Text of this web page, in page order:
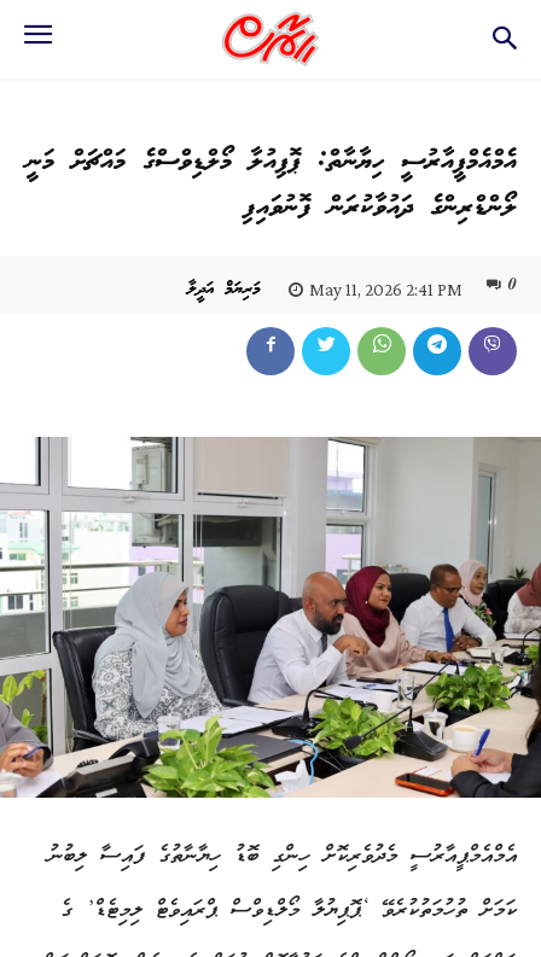
އެމްއެމްޕީއާރުސީ ހިޔާނާތް: ޕޮޕިއުލާ މޯލްޑިވްސްގެ މައްޗަށް މަނީ
ލޯންޑްރިންގެ ދައުވާކުރަން ފޮނުވައިފި
މަރިޔަމް އަދީލާ May 11, 2026 2:41 PM 0
އެމްއެމްޕީއާރުސީ މެދުވެރިކޮށް ހިންގި ބޮޑު ހިޔާނާތުގެ ފައިސާ ލިބުނު
ކަމަށް ތުހުމަތުކުރެވޭ ‘ޕޮޕިޔުލާ މޯލްޑިވްސް ޕްރައިވެޓް ލިމިޓެޑް’ ގެ